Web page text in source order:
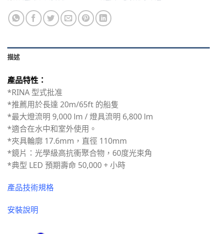
描述
產品特性：
*RINA 型式批准
*推薦用於長達 20m/65ft 的船隻
*最大燈流明 9,000 lm / 燈具流明 6,800 lm
*適合在水中和室外使用。
*夾具輪廓 17.6mm，直徑 110mm
*鏡片：光學級高抗衝聚合物，60度光束角
*典型 LED 預期壽命 50,000 + 小時
產品技術規格
安裝說明